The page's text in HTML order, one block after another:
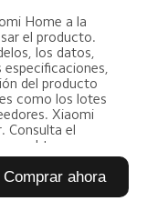
Comprar ahora
Home a la
el producto.
los datos,
del producto
como los lotes
Xiaomi
Consulta el
obtener